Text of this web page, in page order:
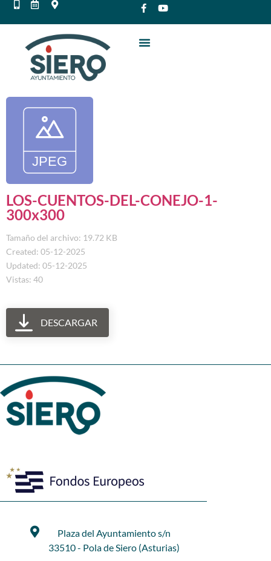
LOS-CUENTOS-DEL-CONEJO-1-
300x300
Tamaño del archivo: 19.72 KB
Created: 05-12-2025
Updated: 05-12-2025
Vistas: 40
DESCARGAR
Plaza del Ayuntamiento s/n
33510 - Pola de Siero (Asturias)